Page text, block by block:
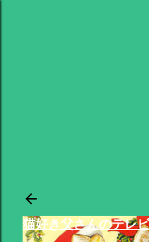
猫好き父さんのテレ